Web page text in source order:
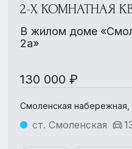
2-Х КОМНАТНАЯ
В жилом доме
2а»
130 000 ₽
Смоленская набережная,
ст. Смоленская